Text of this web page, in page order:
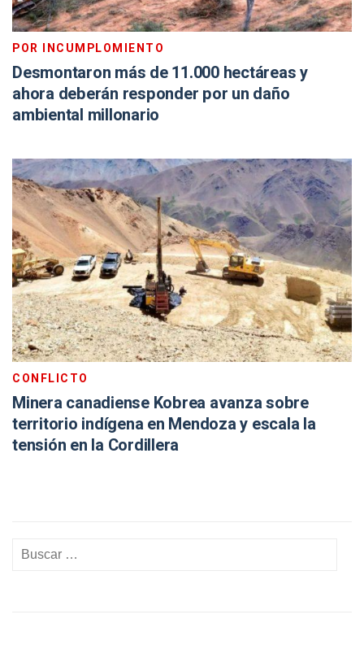
POR INCUMPLOMIENTO
Desmontaron más de 11.000 hectáreas y
ahora deberán responder por un daño
ambiental millonario
CONFLICTO
Minera canadiense Kobrea avanza sobre
territorio indígena en Mendoza y escala la
tensión en la Cordillera